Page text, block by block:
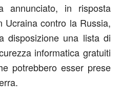
annunciato, in risposta
Ucraina contro la Russia,
disposizione una lista di
informatica gratuiti
potrebbero esser prese